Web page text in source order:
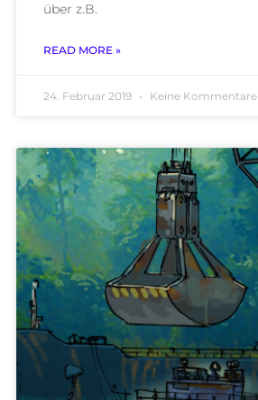
über z.B.
READ MORE »
24. Februar 2019 Keine Kommentare